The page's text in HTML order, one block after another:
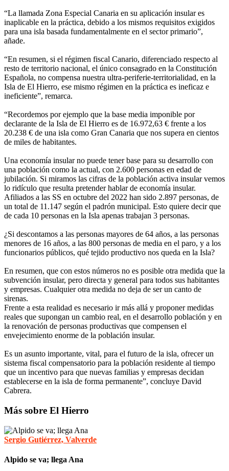
“La llamada Zona Especial Canaria en su aplicación insular es
inaplicable en la práctica, debido a los mismos requisitos exigidos
para una isla basada fundamentalmente en el sector primario”,
añade.
“En resumen, si el régimen fiscal Canario, diferenciado respecto al
resto de territorio nacional, el único consagrado en la Constitución
Española, no compensa nuestra ultra-periferie-territorialidad, en la
Isla de El Hierro, ese mismo régimen en la práctica es ineficaz e
ineficiente”, remarca.
“Recordemos por ejemplo que la base media imponible por
declarante de la Isla de El Hierro es de 16.972,63 € frente a los
20.238 € de una isla como Gran Canaria que nos supera en cientos
de miles de habitantes.
Una economía insular no puede tener base para su desarrollo con
una población como la actual, con 2.600 personas en edad de
jubilación. Si miramos las cifras de la población activa insular vemos
lo ridículo que resulta pretender hablar de economía insular.
Afiliados a las SS en octubre del 2022 han sido 2.897 personas, de
un total de 11.147 según el padrón municipal. Esto quiere decir que
de cada 10 personas en la Isla apenas trabajan 3 personas.
¿Si descontamos a las personas mayores de 64 años, a las personas
menores de 16 años, a las 800 personas de media en el paro, y a los
funcionarios públicos, qué tejido productivo nos queda en la Isla?
En resumen, que con estos números no es posible otra medida que la
subvención insular, pero directa y general para todos sus habitantes
y empresas. Cualquier otra medida no deja de ser un canto de
sirenas.
Frente a esta realidad es necesario ir más allá y proponer medidas
reales que supongan un cambio real, en el desarrollo población y en
la renovación de personas productivas que compensen el
envejecimiento enorme de la población insular.
Es un asunto importante, vital, para el futuro de la isla, ofrecer un
sistema fiscal compensatorio para la población residente al tiempo
que un incentivo para que nuevas familias y empresas decidan
establecerse en la isla de forma permanente”, concluye David
Cabrera.
Más sobre El Hierro
Sergio Gutiérrez, Valverde
Alpido se va; llega Ana